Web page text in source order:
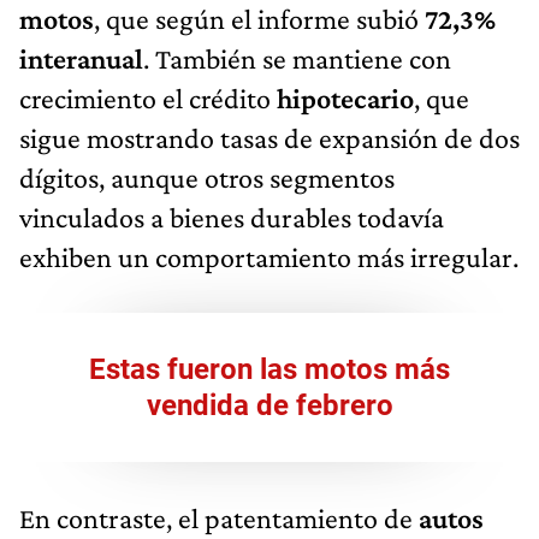
motos, que según el informe subió 72,3%
interanual. También se mantiene con
crecimiento el crédito hipotecario, que
sigue mostrando tasas de expansión de dos
dígitos, aunque otros segmentos
vinculados a bienes durables todavía
exhiben un comportamiento más irregular.
Estas fueron las motos más
vendida de febrero
En contraste, el patentamiento de autos